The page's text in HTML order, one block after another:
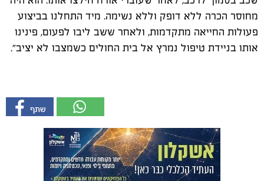
מחוסר הכרה ללא דופק וללא נשימה. מיד התחלנו בביצוע
פעולות החייאה מתקדמות, ולאחר ששב ליבו לפעום, פינינו
אותו בניידת טיפול נמרץ אל בית החולים כשמצבו לא יציב״.